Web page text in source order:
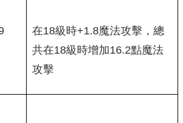
在18級時+1.8魔法攻擊，總
共在18級時增加16.2點魔法
攻擊